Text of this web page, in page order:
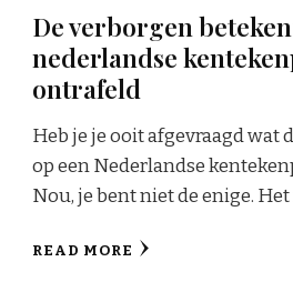
De verborgen
nederlandse
ontrafeld
Heb je je ooit afgevraagd wat
op een Nederlandse
Nou, je bent niet de enige.
READ MORE